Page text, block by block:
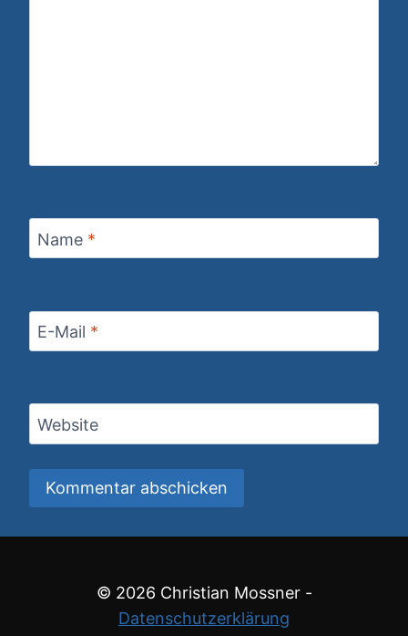
Name *
E-Mail *
Website
Alternative:
© 2026 Christian Mossner -
Datenschutzerklärung